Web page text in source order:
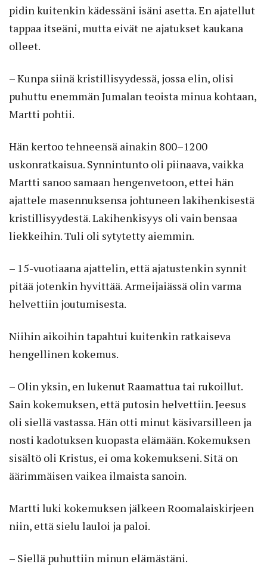
pidin kuitenkin kädessäni isäni asetta. En ajatellut
tappaa itseäni, mutta eivät ne ajatukset kaukana
olleet.
– Kunpa siinä kristillisyydessä, jossa elin, olisi
puhuttu enemmän Jumalan teoista minua kohtaan,
Martti pohtii.
Hän kertoo tehneensä ainakin 800–1200
uskonratkaisua. Synnintunto oli piinaava, vaikka
Martti sanoo samaan hengenvetoon, ettei hän
ajattele masennuksensa johtuneen lakihenkisestä
kristillisyydestä. Lakihenkisyys oli vain bensaa
liekkeihin. Tuli oli sytytetty aiemmin.
– 15-vuotiaana ajattelin, että ajatustenkin synnit
pitää jotenkin hyvittää. Armeijaiässä olin varma
helvettiin joutumisesta.
Niihin aikoihin tapahtui kuitenkin ratkaiseva
hengellinen kokemus.
– Olin yksin, en lukenut Raamattua tai rukoillut.
Sain kokemuksen, että putosin helvettiin. Jeesus
oli siellä vastassa. Hän otti minut käsivarsilleen ja
nosti kadotuksen kuopasta elämään. Kokemuksen
sisältö oli Kristus, ei oma kokemukseni. Sitä on
äärimmäisen vaikea ilmaista sanoin.
Martti luki kokemuksen jälkeen Roomalaiskirjeen
niin, että sielu lauloi ja paloi.
– Siellä puhuttiin minun elämästäni.